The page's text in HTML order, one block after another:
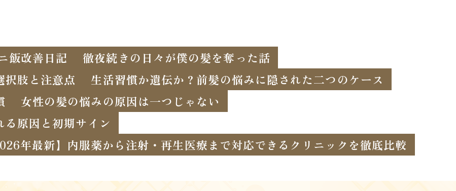
飯改善日記
徹夜続きの日々が僕の髪を奪った話
択肢と注意点
生活習慣か遺伝か？前髪の悩みに隠された二つのケース
女性の髪の悩みの原因は一つじゃない
原因と初期サイン
年最新】内服薬から注射・再生医療まで対応できるクリニックを徹底比較